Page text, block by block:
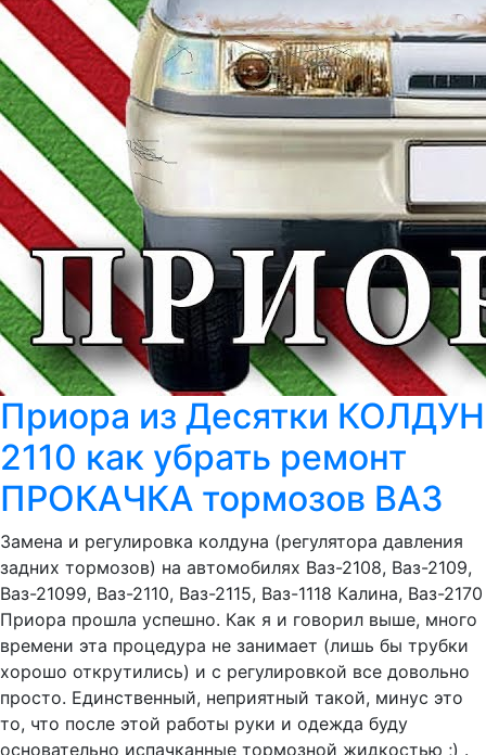
Приора из Десятки КОЛДУН
2110 как убрать ремонт
ПРОКАЧКА тормозов ВАЗ
Замена и регулировка колдуна (регулятора давления
задних тормозов) на автомобилях Ваз-2108, Ваз-2109,
Ваз-21099, Ваз-2110, Ваз-2115, Ваз-1118 Калина, Ваз-2170
Приора прошла успешно. Как я и говорил выше, много
времени эта процедура не занимает (лишь бы трубки
хорошо открутились) и с регулировкой все довольно
просто. Единственный, неприятный такой, минус это
то, что после этой работы руки и одежда буду
основательно испачканные тормозной жидкостью ;) .